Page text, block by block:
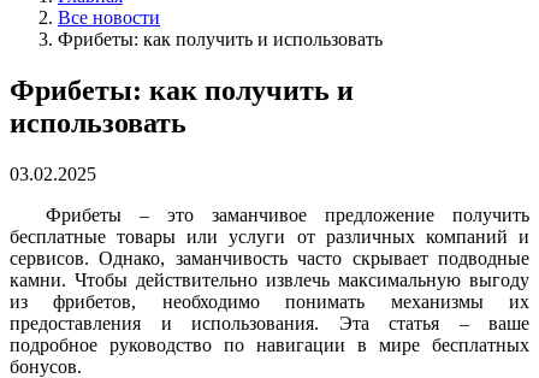
Все новости
Фрибеты: как получить и использовать
Фрибеты: как получить и
использовать
03.02.2025
Фрибеты – это заманчивое предложение получить
бесплатные товары или услуги от различных компаний и
сервисов. Однако, заманчивость часто скрывает подводные
камни. Чтобы действительно извлечь максимальную выгоду
из фрибетов, необходимо понимать механизмы их
предоставления и использования. Эта статья – ваше
подробное руководство по навигации в мире бесплатных
бонусов.